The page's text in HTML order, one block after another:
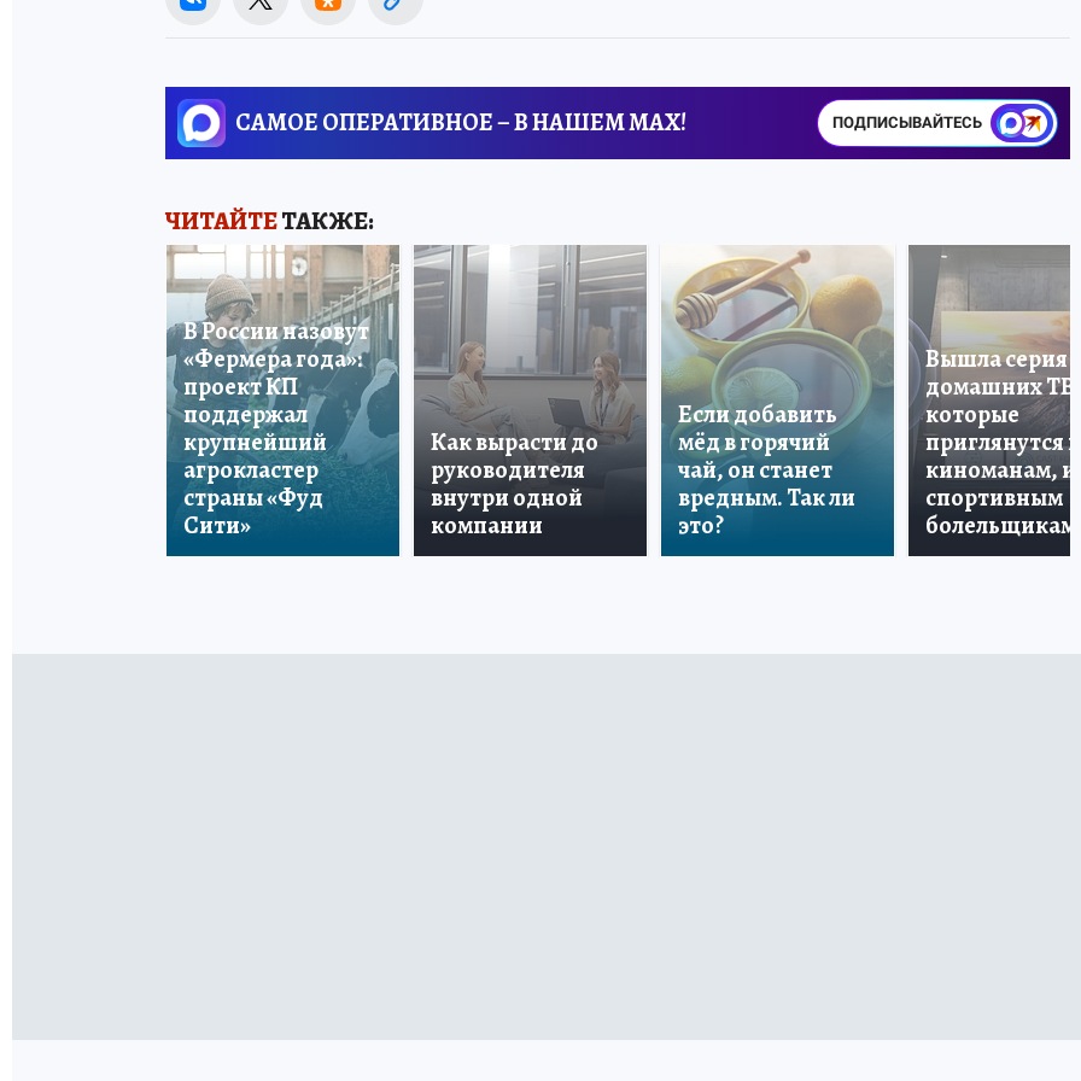
САМОЕ ОПЕРАТИВНОЕ – В НАШЕМ MAX! ПОДПИСЫВАЙТЕСЬ
ЧИТАЙТЕТАКЖЕ:
В России назовут
«Фермера года»:
проект КП
поддержал
крупнейший
агрокластер
страны «Фуд
Сити»
Как вырасти до
руководителя
внутри одной
компании
Если добавить
мёд в горячий
чай, он станет
вредным. Так ли
это?
Вышла серия
домашних ТВ,
которые
приглянутся и
киноманам, и
спортивным
болельщикам